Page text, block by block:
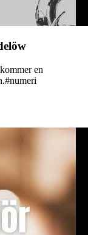
en